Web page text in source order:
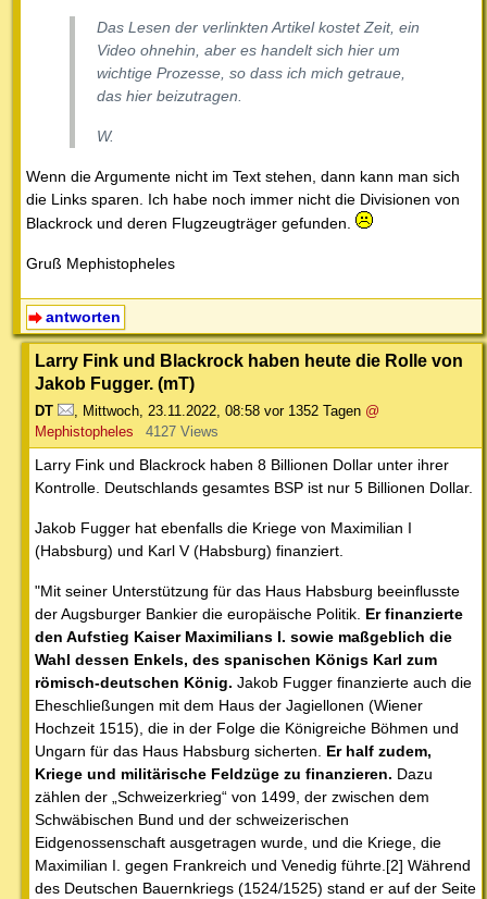
Das Lesen der verlinkten Artikel kostet Zeit, ein
Video ohnehin, aber es handelt sich hier um
wichtige Prozesse, so dass ich mich getraue,
das hier beizutragen.
W.
Wenn die Argumente nicht im Text stehen, dann kann man sich
die Links sparen. Ich habe noch immer nicht die Divisionen von
Blackrock und deren Flugzeugträger gefunden.
Gruß Mephistopheles
antworten
Larry Fink und Blackrock haben heute die Rolle von
Jakob Fugger. (mT)
DT Mittwoch, 23.11.2022, 08:58 vor 1352 Tagen @
Mephistopheles
4127 Views
Larry Fink und Blackrock haben 8 Billionen Dollar unter ihrer
Kontrolle. Deutschlands gesamtes BSP ist nur 5 Billionen Dollar.
Jakob Fugger hat ebenfalls die Kriege von Maximilian I
(Habsburg) und Karl V (Habsburg) finanziert.
"Mit seiner Unterstützung für das Haus Habsburg beeinflusste
der Augsburger Bankier die europäische Politik. Er finanzierte
den Aufstieg Kaiser Maximilians I. sowie maßgeblich die
Wahl dessen Enkels, des spanischen Königs Karl zum
römisch-deutschen König. Jakob Fugger finanzierte auch die
Eheschließungen mit dem Haus der Jagiellonen (Wiener
Hochzeit 1515), die in der Folge die Königreiche Böhmen und
Ungarn für das Haus Habsburg sicherten. Er half zudem,
Kriege und militärische Feldzüge zu finanzieren. Dazu
zählen der „Schweizerkrieg“ von 1499, der zwischen dem
Schwäbischen Bund und der schweizerischen
Eidgenossenschaft ausgetragen wurde, und die Kriege, die
Maximilian I. gegen Frankreich und Venedig führte.[2] Während
des Deutschen Bauernkriegs (1524/1525) stand er auf der Seite